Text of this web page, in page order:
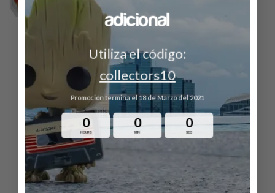
adicional
Utiliza el código:
collectors10
Promoción termina el 18 de Marzo del 2021
0
HOURS
0
MIN
0
SEC
Envío gratuito en ordenes arriba de $999